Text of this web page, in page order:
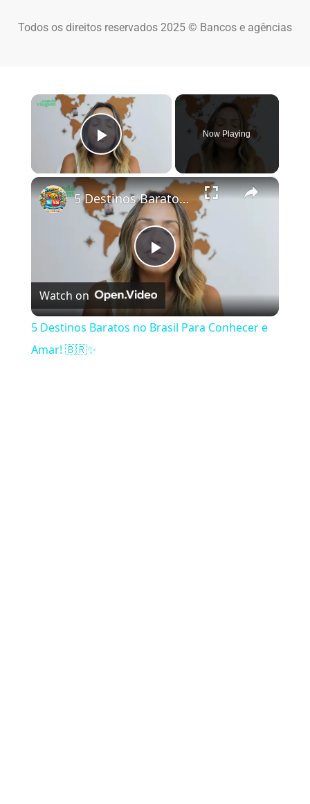
Todos os direitos reservados 2025 © Bancos e agências
×
Play Video
Now Playing
×
Play Video
5 Destinos Baratos no Brasil Para Conhecer e Amar! 🇧🇷✨
Watch on
5 Destinos Baratos no Brasil Para Conhecer e
Amar! 🇧🇷✨